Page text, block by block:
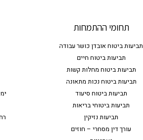
תחומי ההתמחות
תביעות ביטוח אובדן כושר עבודה
תביעות ביטוח חיים
תביעות ביטוח מחלות קשות
תביעות ביטוח נכות מתאונה
תביעות ביטוח סיעוד
תביעות ביטוחי בריאות
תביעות נזיקין
עורך דין מסחרי – חוזים
רח'